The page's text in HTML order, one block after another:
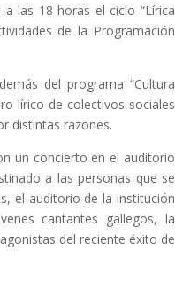
las 18 horas el ciclo “Lírica
de la Programación
del programa “Cultura
lírico de colectivos sociales
distintas razones.
un concierto en el auditorio
a las personas que se
el auditorio de la institución
cantantes gallegos, la
del reciente éxito de